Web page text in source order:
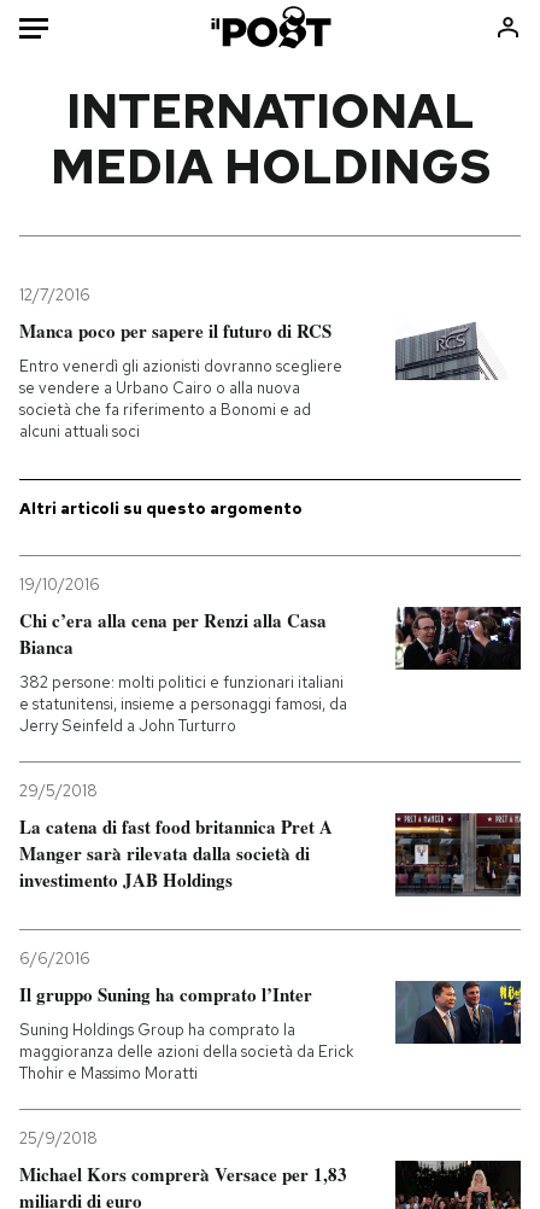
HOME
Mondo
Tecnologia
Internet
Scienza
Cultura
Sport
Libri
Ok Boomer!
Media
Europa
Mondiali calcio 2026
PODCAST
SHOP
AREA PERSONALE
Entra
INTERNATIONAL
MEDIA HOLDINGS
12/7/2016
Manca poco per sapere il futuro di RCS
Entro venerdì gli azionisti dovranno scegliere
se vendere a Urbano Cairo o alla nuova
società che fa riferimento a Bonomi e ad
alcuni attuali soci
Altri articoli su questo argomento
19/10/2016
Chi c’era alla cena per Renzi alla Casa
Bianca
382 persone: molti politici e funzionari italiani
e statunitensi, insieme a personaggi famosi, da
Jerry Seinfeld a John Turturro
29/5/2018
La catena di fast food britannica Pret A
Manger sarà rilevata dalla società di
investimento JAB Holdings
6/6/2016
Il gruppo Suning ha comprato l’Inter
Suning Holdings Group ha comprato la
maggioranza delle azioni della società da Erick
Thohir e Massimo Moratti
25/9/2018
Michael Kors comprerà Versace per 1,83
miliardi di euro